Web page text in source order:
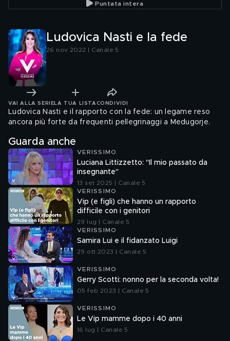
Puntata intera
Ludovica Nasti e la fede
26 nov 2022 | Canale 5
VAI ALLA SERIE LA TUA LISTA CONDIVIDI
Ludovica Nasti e il rapporto con la fede: un legame reso
ancora più forte da frequenti pellegrinaggi a Medugorje.
Guarda anche
VERISSIMO
Luciana Littizzetto: "Il mio passato da
insegnante"
13 set 2025 | Canale 5
VERISSIMO
Vip (e figli) che hanno un rapporto
difficile con i genitori
29 lug | Canale 5
VERISSIMO
Samira Lui e il fidanzato Luigi
29 ott 2023 | Canale 5
VERISSIMO
Gerry Scotti: nonno per la seconda volta!
05 feb 2023 | Canale 5
VERISSIMO
Le Vip mamme dopo i 40 anni
16 lug | Canale 5